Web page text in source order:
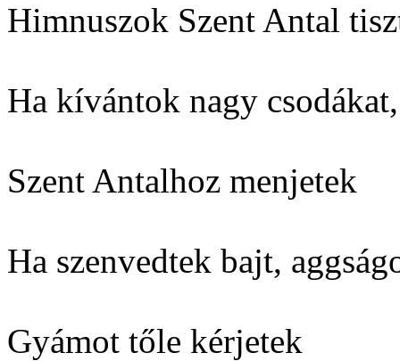
Himnuszok Szent Antal
Ha kívántok nagy csodákat,
Szent Antalhoz menjetek
Ha szenvedtek bajt,
Gyámot tőle kérjetek